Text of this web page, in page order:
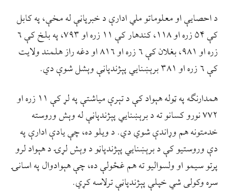
د احصايې او معلوماتو ملي ادارې د خبرپاڼې له مخې، په کابل
کې ۵۴ زره او ۱۱۸، کندهار کې ۱۱ زره او ۷۹۳، په بلخ کې ۶
زره او ۹۸۱، بغلان کې ۶ زره او ۸۱۶ او دغه راز هلمند ولایت
کې ۶ زره او ۳۸۱ برېښنايي پېژندپاڼې وېشل شوې دي.
همدارنګه په ټوله هېواد کې د تېرې مياشتې په لړ کې ۱۱ زره او
۷۷۲ نورو کسانو ته د برېښنايي پېژندپاڼې له وېش وروسته
خدمتونه هم وړاندې شوي دي. د ويلو ده، چې يادې ادارې په
دې وروستيو کې د برېښنايي پېژندپاڼو د وېش لړۍ د هېواد لرو
پرتو سيمو او ولسواليو ته هم غځولې ده، چې هېوادوال په اسانۍ
سره وکولی شي خپلې پېژندپاڼې ترلاسه کړي.